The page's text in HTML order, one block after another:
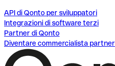
API di Qonto per sviluppatori
Integrazioni di software terzi
Partner di Qonto
Diventare commercialista partner